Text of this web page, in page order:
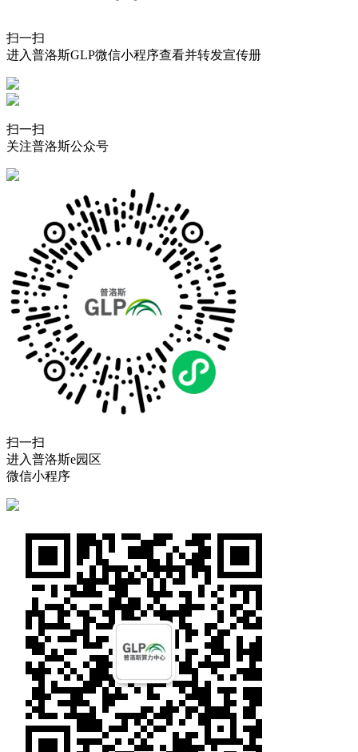
扫一扫
进入普洛斯GLP微信小程序查看并转发宣传册
扫一扫
关注普洛斯公众号
扫一扫
进入普洛斯e园区
微信小程序